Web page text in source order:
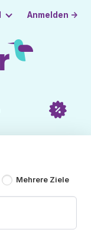
Anmelden →
Mehrere Ziele